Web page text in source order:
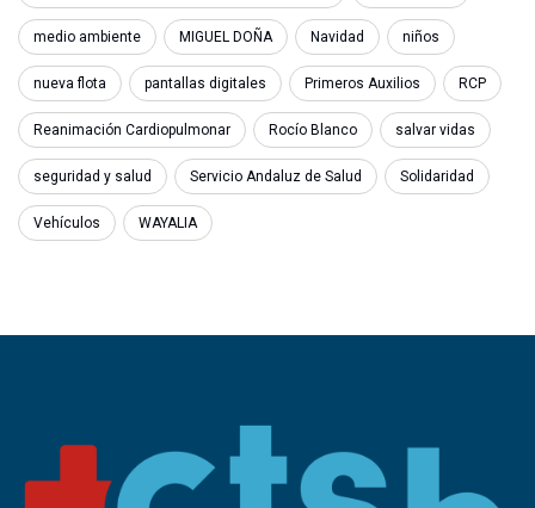
medio ambiente MIGUEL DOÑA Navidad niños
nueva flota pantallas digitales Primeros Auxilios RCP
Reanimación Cardiopulmonar Rocío Blanco salvar vidas
seguridad y salud Servicio Andaluz de Salud Solidaridad
Vehículos WAYALIA